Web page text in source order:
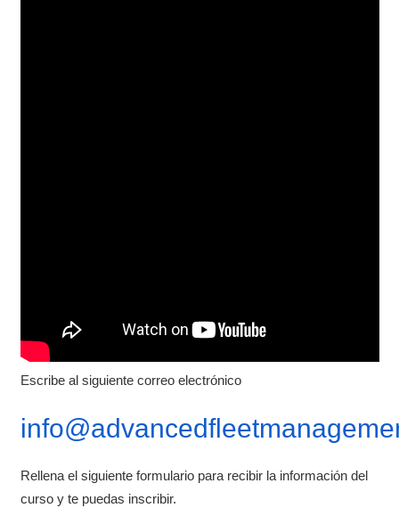
Escribe al siguiente correo electrónico
Rellena el siguiente formulario para recibir la información del
curso y te puedas inscribir.